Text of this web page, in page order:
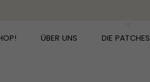
ÜBER UNS DIE PATCHES